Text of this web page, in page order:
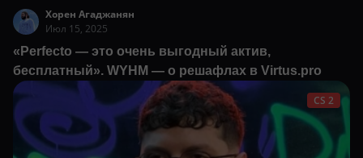
Хорен Агаджанян
Июл 15, 2025
«Perfecto — это очень выгодный актив,
бесплатный». WYHM — о решафлах в Virtus.pro
CS 2